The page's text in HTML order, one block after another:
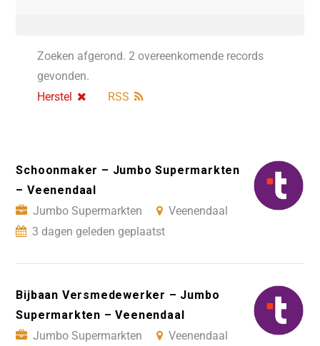
Zoeken afgerond. 2 overeenkomende records
gevonden.
Herstel
RSS
Schoonmaker – Jumbo Supermarkten
– Veenendaal
Jumbo Supermarkten
Veenendaal
3 dagen geleden geplaatst
Bijbaan Versmedewerker – Jumbo
Supermarkten – Veenendaal
Jumbo Supermarkten
Veenendaal